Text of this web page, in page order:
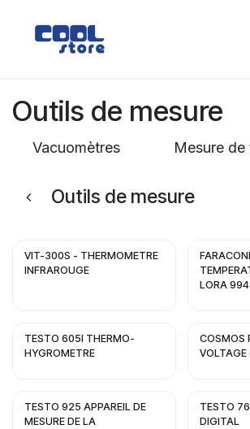
Outils de mesure
Vacuomètres Mesure
Outils de mesure
VIT-300S - THERMOMETRE
INFRAROUGE
LORA
TESTO 605I THERMO-
HYGROMETRE
COSMOS
VOLTAGE
TESTO 925 APPAREIL DE
MESURE DE LA
TESTO
DIGITAL